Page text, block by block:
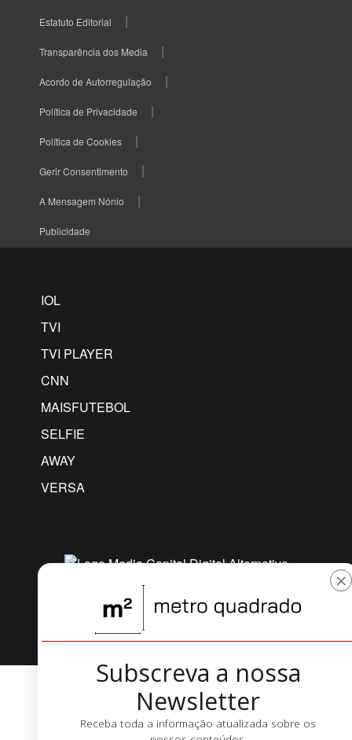
Estatuto Editorial
Transparência dos Media
Acordo de Autorregulação
Política de Privacidade
Política de Cookies
Gerir Consentimento
A Mensagem Nónio
Publicidade
IOL
TVI
TVI PLAYER
CNN
MAISFUTEBOL
SELFIE
AWAY
VERSA
×
Subscreva a nossa
Newsletter
Receba toda a informação atualizada sobre os